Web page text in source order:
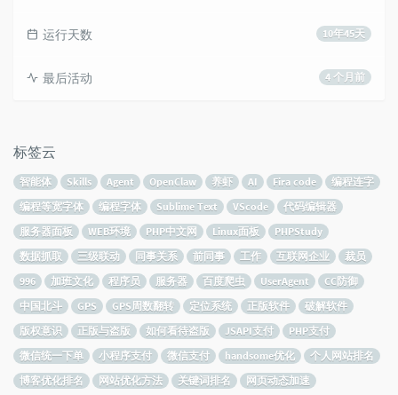
10年45天
运行天数
4 个月前
最后活动
标签云
智能体 Skills Agent OpenClaw 养虾 AI Fira code
编程连字
编程等宽字体
编程字体 Sublime Text VScode
代码编辑器
服务器面板
WEB环境 PHP中文网 Linux面板
PHPStudy
数据抓取
三级联动 同事关系 前同事 工作 互联网企业
裁员
996
加班文化 程序员 服务器 百度爬虫 UserAgent
CC防御
中国北斗
GPS GPS周数翻转 定位系统 正版软件
破解软件
版权意识
正版与盗版 如何看待盗版 JSAPI支付
PHP支付
微信统一下单
小程序支付 微信支付 handsome优化
个人网站排名
博客优化排名
网站优化方法 关键词排名 网页动态加速